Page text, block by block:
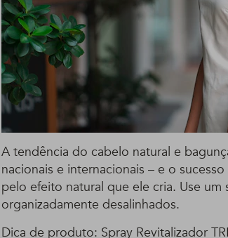
A tendência do cabelo natural e
nacionais e internacionais – e o
pelo efeito natural que ele cria. Use
organizadamente desalinhados.
Dica de produto: Spray Revitalizador